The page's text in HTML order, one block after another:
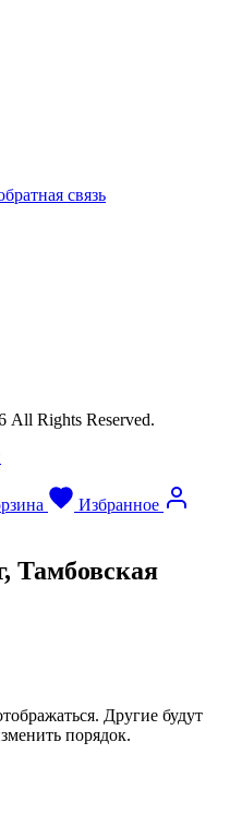
связь
All Rights Reserved.
Избранное
Тамбовская
Другие будут
порядок.